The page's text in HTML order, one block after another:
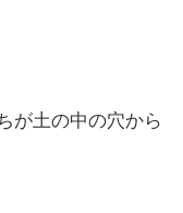
が土の中の穴から